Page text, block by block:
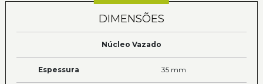
DIMENSÕES
Núcleo Vazado
Espessura 35 mm